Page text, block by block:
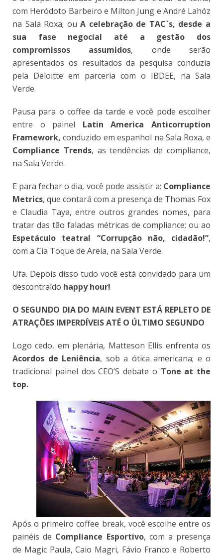
com Heródoto Barbeiro e Milton Jung e André Lahóz
na Sala Roxa; ouA celebração de TAC`s, desde a
sua fase negocial até a gestão dos
compromissos assumidos, onde serão
apresentados os resultados da pesquisa conduzia
pela Deloitte em parceria com o IBDEE, na Sala
Verde.
Pausa para o coffee da tarde e você pode escolher
entre o painel Latin America Anticorruption
Framework, conduzido em espanhol na Sala Roxa, e
Compliance Trends, as tendências de compliance,
na Sala Verde.
E para fechar o dia, você pode assistir a: Compliance
Metrics, que contará com a presença de Thomas Fox
e Claudia Taya, entre outros grandes nomes, para
tratar das tão faladas métricas de compliance; ou ao
Espetáculo teatral “Corrupção não, cidadão!”,
com a Cia Toque de Areia, na Sala Verde.
Ufa. Depois disso tudo você está convidado para um
descontraído happy hour!
O SEGUNDO DIA DO MAIN EVENT ESTÁ REPLETO DE
ATRAÇÕES IMPERDÍVEIS ATÉ O ÚLTIMO SEGUNDO
Logo cedo, em plenária, Matteson Ellis enfrenta os
Acordos de Leniência, sob a ótica americana; e o
tradicional painel dos CEO’S debate o Tone at the
top.
Após o primeiro coffee break, você escolhe entre os
painéis de Compliance Esportivo, com a presença
de Magic Paula, Caio Magri, Fávio Franco e Roberto